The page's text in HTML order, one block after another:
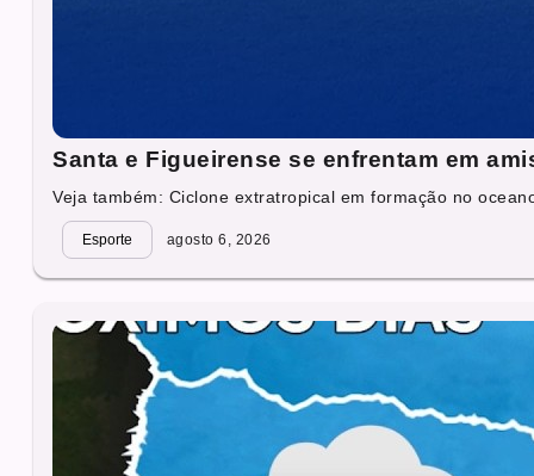
Santa e Figueirense se enfrentam em
Veja também: Ciclone extratropical em formação no
Esporte agosto 6, 2026